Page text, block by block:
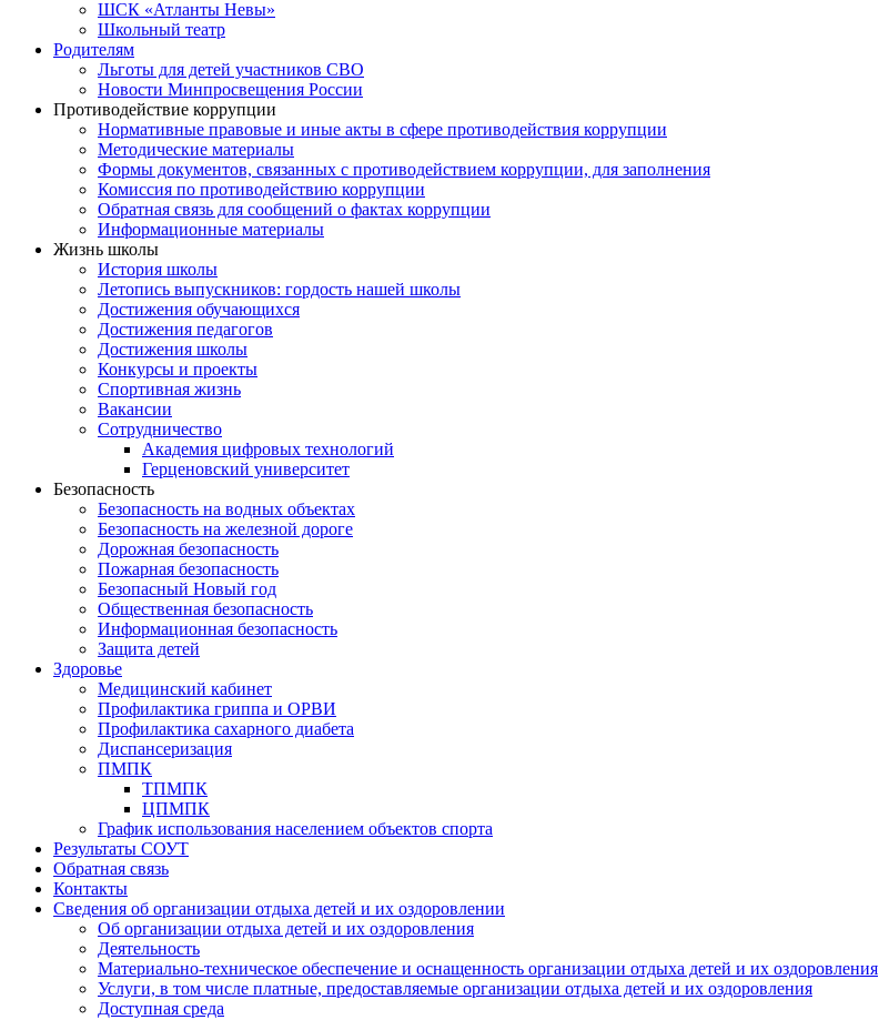
ШСК «Атланты Невы»
Школьный театр
Родителям
Льготы для детей участников СВО
Новости Минпросвещения России
Противодействие коррупции
Нормативные правовые и иные акты в сфере противодействия коррупции
Методические материалы
Формы документов, связанных с противодействием коррупции, для заполнения
Комиссия по противодействию коррупции
Обратная связь для сообщений о фактах коррупции
Информационные материалы
Жизнь школы
История школы
Летопись выпускников: гордость нашей школы
Достижения обучающихся
Достижения педагогов
Достижения школы
Конкурсы и проекты
Спортивная жизнь
Вакансии
Сотрудничество
Академия цифровых технологий
Герценовский университет
Безопасность
Безопасность на водных объектах
Безопасность на железной дороге
Дорожная безопасность
Пожарная безопасность
Безопасный Новый год
Общественная безопасность
Информационная безопасность
Защита детей
Здоровье
Медицинский кабинет
Профилактика гриппа и ОРВИ
Профилактика сахарного диабета
Диспансеризация
ПМПК
ТПМПК
ЦПМПК
График использования населением объектов спорта
Результаты СОУТ
Обратная связь
Контакты
Сведения об организации отдыха детей и их оздоровлении
Об организации отдыха детей и их оздоровления
Деятельность
Материально-техническое обеспечение и оснащенность организации отдыха детей и их оздоровления
Услуги, в том числе платные, предоставляемые организации отдыха детей и их оздоровления
Доступная среда